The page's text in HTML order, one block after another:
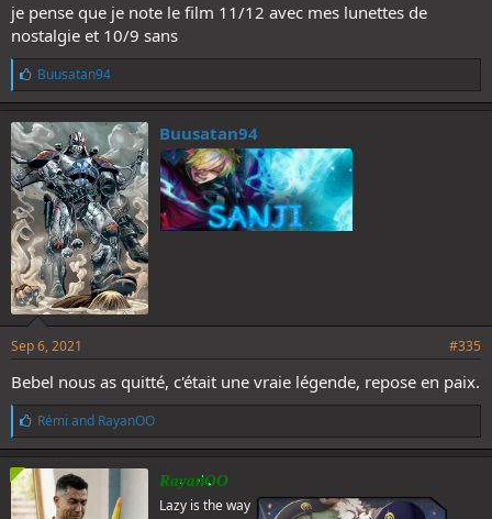
je pense que je note le film 11/12 avec mes lunettes de
nostalgie et 10/9 sans
L
i
k
e
s
:
Buusatan94
Buusatan94
Sep 6, 2021 #335
Bebel nous as quitté, c'était une vraie légende, repose en paix.
L
i
k
e
s
:
Rémi and RayanOO
RayanOO
Lazy is the way